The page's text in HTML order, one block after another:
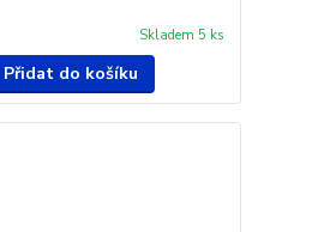
Skladem 5 ks
Přidat do košíku